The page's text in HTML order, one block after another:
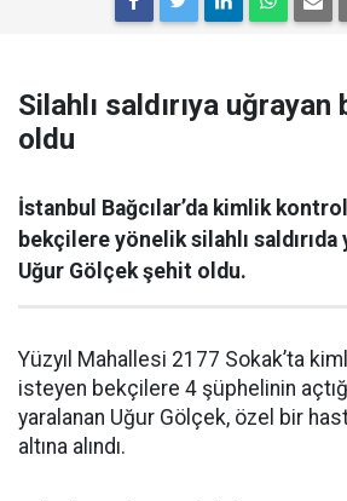
Silahlı saldırıya
oldu
İstanbul Bağcılar’da kimlik
bekçilere yönelik silahlı
Uğur Gölçek şehit oldu.
Yüzyıl Mahallesi 2177 Sokak’ta
isteyen bekçilere 4 şüphelinin
yaralanan Uğur Gölçek, özel bir
altına alındı.